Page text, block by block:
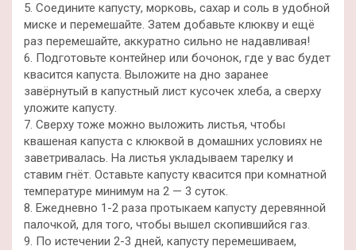
5. Соедините капусту, морковь, сахар и соль в удобной
миске и перемешайте. Затем добавьте клюкву и ещё
раз перемешайте, аккуратно сильно не надавливая!
6. Подготовьте контейнер или бочонок, где у вас будет
квасится капуста. Выложите на дно заранее
завёрнутый в капустный лист кусочек хлеба, а сверху
уложите капусту.
7. Сверху тоже можно выложить листья, чтобы
квашеная капуста с клюквой в домашних условиях не
заветривалась. На листья укладываем тарелку и
ставим гнёт. Оставьте капусту квасится при комнатной
температуре минимум на 2 — 3 суток.
8. Ежедневно 1-2 раза протыкаем капусту деревянной
палочкой, для того, чтобы вышел скопившийся газ.
9. По истечении 2-3 дней, капусту перемешиваем,